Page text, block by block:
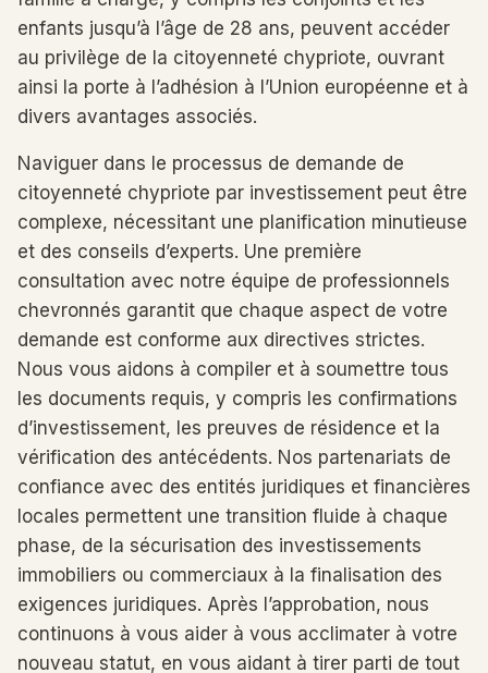
enfants jusqu’à l’âge de 28 ans, peuvent accéder
au privilège de la citoyenneté chypriote, ouvrant
ainsi la porte à l’adhésion à l’Union européenne et à
divers avantages associés.
Naviguer dans le processus de demande de
citoyenneté chypriote par investissement peut être
complexe, nécessitant une planification minutieuse
et des conseils d’experts. Une première
consultation avec notre équipe de professionnels
chevronnés garantit que chaque aspect de votre
demande est conforme aux directives strictes.
Nous vous aidons à compiler et à soumettre tous
les documents requis, y compris les confirmations
d’investissement, les preuves de résidence et la
vérification des antécédents. Nos partenariats de
confiance avec des entités juridiques et financières
locales permettent une transition fluide à chaque
phase, de la sécurisation des investissements
immobiliers ou commerciaux à la finalisation des
exigences juridiques. Après l’approbation, nous
continuons à vous aider à vous acclimater à votre
nouveau statut, en vous aidant à tirer parti de tout